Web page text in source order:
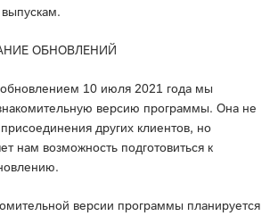
ОБНОВЛЕНИЙ
10 июля 2021 года мы
версию программы. Она не
других клиентов, но
нам возможность подготовиться к
версии программы планируется